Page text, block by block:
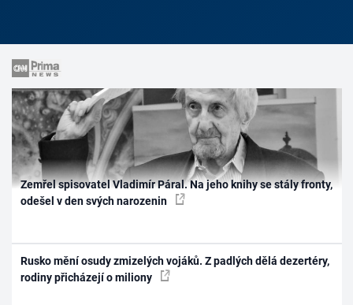
Zemřel spisovatel Vladimír Páral. Na jeho knihy se stály fronty,
odešel v den svých narozenin
Rusko mění osudy zmizelých vojáků. Z padlých dělá dezertéry,
rodiny přicházejí o miliony